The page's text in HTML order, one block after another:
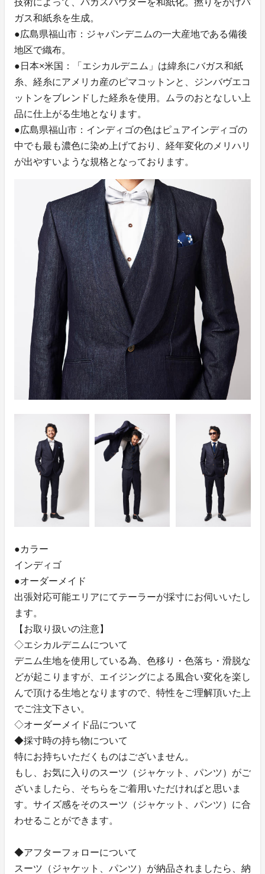
ガス和紙糸を生成。
●広島県福山市：ジャパンデニムの一大産地である備後
地区で織布。
●日本×米国：「エシカルデニム」は緯糸にバガス和紙
糸、経糸にアメリカ産のピマコットンと、ジンバヴエコ
ットンをブレンドした経糸を使用。ムラのおとなしい上
品に仕上がる生地となります。
●広島県福山市：インディゴの色はピュアインディゴの
中でも最も濃色に染め上げており、経年変化のメリハリ
が出やすいような規格となっております。
●カラー
インディゴ
●オーダーメイド
出張対応可能エリアにてテーラーが採寸にお伺いいたし
ます。
【お取り扱いの注意】
◇エシカルデニムについて
デニム生地を使用している為、色移り・色落ち・滑脱な
どが起こりますが、エイジングによる風合い変化を楽し
んで頂ける生地となりますので、特性をご理解頂いた上
でご注文下さい。
◇オーダーメイド品について
◆採寸時の持ち物について
特にお持ちいただくものはございません。
もし、お気に入りのスーツ（ジャケット、パンツ）がご
ざいましたら、そちらをご着用いただければと思いま
す。サイズ感をそのスーツ（ジャケット、パンツ）に合
わせることができます。
◆アフターフォローについて
スーツ（ジャケット、パンツ）が納品されましたら、納